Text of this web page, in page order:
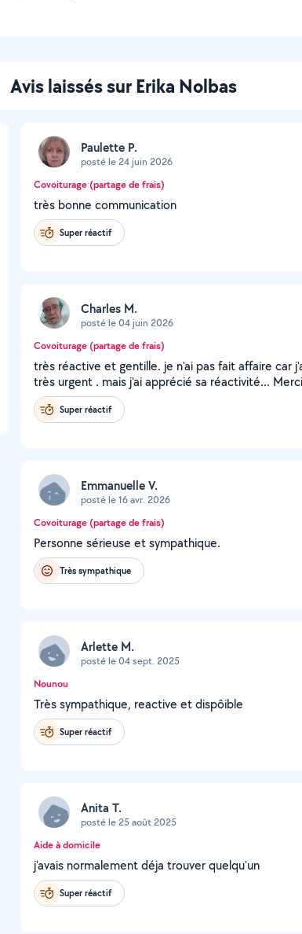
Avis laissés sur Erika Nolbas
Paulette P.
posté le 24 juin 2026
Covoiturage (partage de frais)
très bonne communication
Super réactif
Charles M.
posté le 04 juin 2026
Covoiturage (partage de frais)
très réactive et gentille. je n'ai pas fait affaire car
très urgent . mais j'ai apprécié sa réactivité...
Super réactif
Emmanuelle V.
posté le 16 avr. 2026
Covoiturage (partage de frais)
Personne sérieuse et sympathique.
Très sympathique
Arlette M.
posté le 04 sept. 2025
Nounou
Très sympathique, reactive et dispôible
Super réactif
Anita T.
posté le 25 août 2025
Aide à domicile
j'avais normalement déja trouver quelqu'un
Super réactif